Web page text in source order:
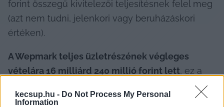
kecsup.hu - Do Not Process My Personal
Information
forint összegű kivitelezői teljesítésnek felel meg
(azt nem tudni, jelenkori vagy beruházáskori
értéken).
A Wepmark teljes üzletrészének végleges
vételára 16 milliárd 240 millió forint lett, ez a
félkész épületeken kívül tartalmazza a campus
telkét (Kecskemét, 10202. helyrajzi szám), az